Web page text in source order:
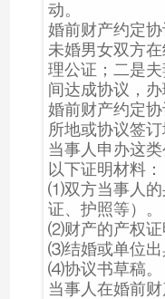
动。
婚前财产约定
未婚男女双方
理公证；二是
间达成协议，办
婚前财产约定
所地或协议签订
当事人申办这
以下证明材料：
⑴双方当事人的
证、护照等）。
⑵财产的产权证
⑶结婚或单位出
⑷协议书草稿。
当事人在婚前